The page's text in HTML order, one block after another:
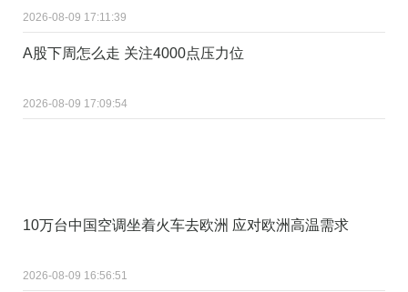
2026-08-09 17:11:39
A股下周怎么走 关注4000点压力位
2026-08-09 17:09:54
10万台中国空调坐着火车去欧洲 应对欧洲高温需求
2026-08-09 16:56:51